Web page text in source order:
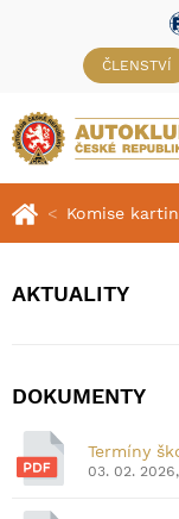
ČLENSTVÍ
Komise
AKTUALITY
DOKUMENTY
Termíny
03. 02.